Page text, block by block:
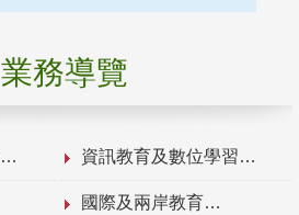
業務導覽
資訊教育及數位學習
國際及兩岸教育